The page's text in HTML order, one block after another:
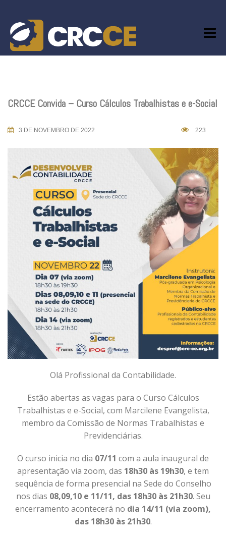
content
CRCCE Convida – Curso Cálculos Trabalhistas e e-Social
3 DE NOVEMBRO DE 2022 223
Olá Profissional da Contabilidade.
Estão abertas as vagas para o Curso Cálculos
Trabalhistas e e-Social, com Marcilene Evangelista,
membro da Comissão de Normas Trabalhistas e
Previdenciárias.
O curso inicia no dia 07/11 com a aula inaugural de
apresentação via zoom, das 18h30 às 19h30, e tem
sequência de forma presencial na Sede do Conselho
nos dias 08,09,10 e 11/11, das 18h30 às 21h30. Seu
encerramento acontecerá no dia 14/11 (via zoom),
das 18h30 às 21h30.